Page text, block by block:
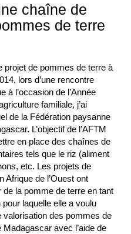
chaîne de
de terre
projet de pommes de terre à
lors d’une rencontre
à l’occasion de l’Année
familiale, j’ai
de la Fédération paysanne
L’objectif de l’AFTM
en place des chaînes de
tels que le riz (aliment
etc. Les projets de
Afrique de l’Ouest ont
de la pomme de terre en tant
laquelle elle a voulu
valorisation des pommes de
avec l’aide de